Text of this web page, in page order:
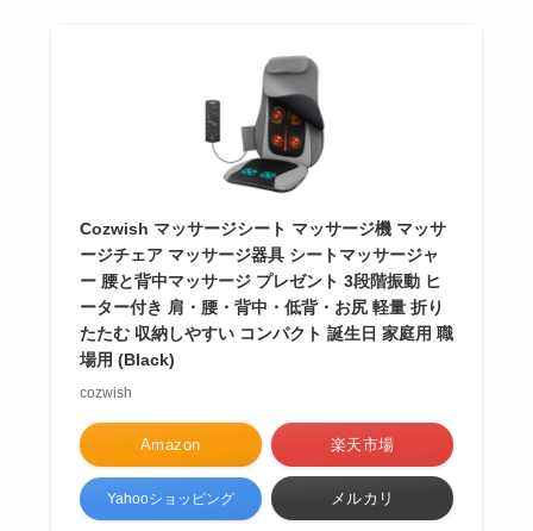
Cozwish マッサージシート マッサージ機 マッサ
ージチェア マッサージ器具 シートマッサージャ
ー 腰と背中マッサージ プレゼント 3段階振動 ヒ
ーター付き 肩・腰・背中・低背・お尻 軽量 折り
たたむ 収納しやすい コンパクト 誕生日 家庭用 職
場用 (Black)
cozwish
Amazon 楽天市場
Yahooショッピング メルカリ